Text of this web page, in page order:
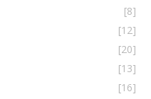
[8]
[12]
[20]
[13]
[16]